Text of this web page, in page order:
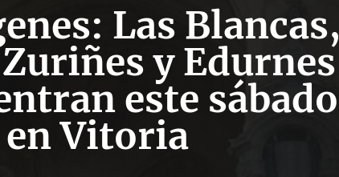
Las Blancas,
y Edurnes
este sábado
en Vitoria